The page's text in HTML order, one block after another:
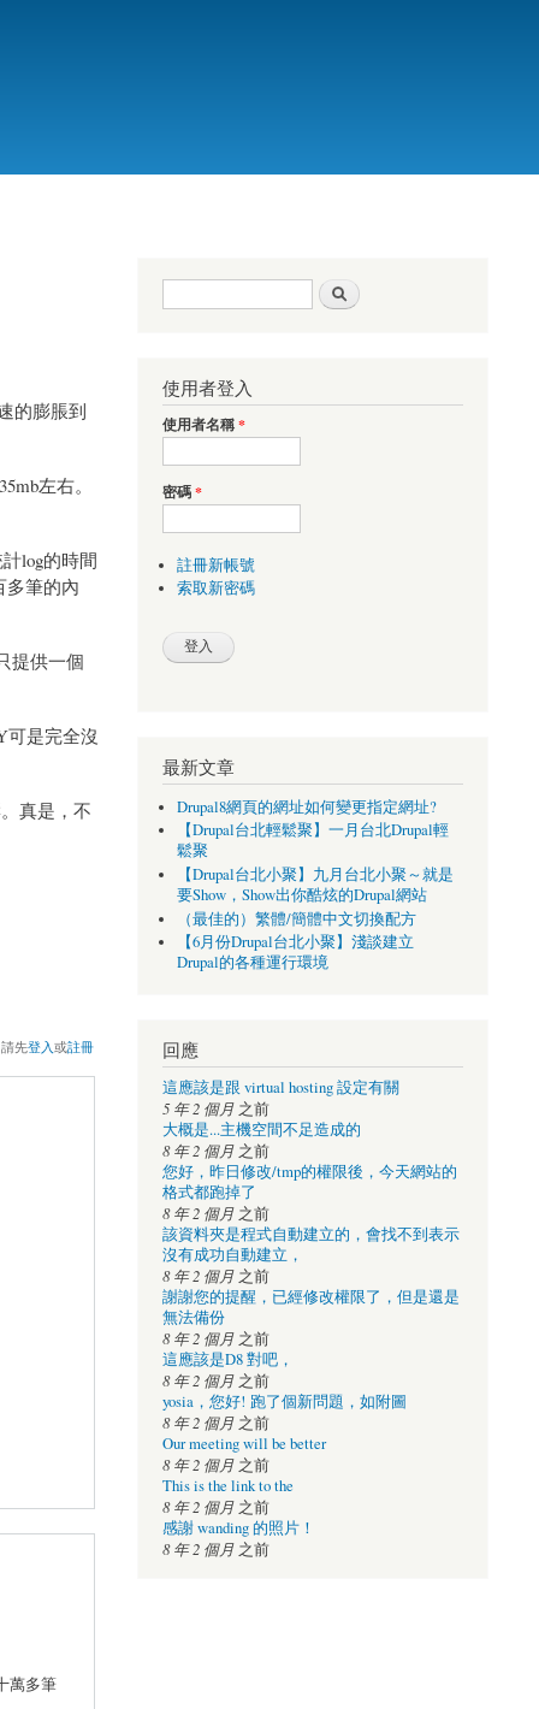
的膨脹到
左右。
log的時間
多筆的內
提供一個
可是完全沒
真是，不
先登入或註冊
萬多筆
搜尋表單
使用者登入
使用者名稱*
密碼*
註冊新帳號
索取新密碼
最新文章
Drupal8網頁的網址如何變更指定網址?
【Drupal台北輕鬆聚】一月台北Drupal輕
鬆聚
【Drupal台北小聚】九月台北小聚～就是
要Show，Show出你酷炫的Drupal網站
（最佳的）繁體/簡體中文切換配方
【6月份Drupal台北小聚】淺談建立
Drupal的各種運行環境
回應
這應該是跟 virtual hosting 設定有關
5 年 2 個月之前
大概是...主機空間不足造成的
8 年 2 個月之前
您好，昨日修改/tmp的權限後，今天網站的
格式都跑掉了
8 年 2 個月之前
該資料夾是程式自動建立的，會找不到表示
沒有成功自動建立，
8 年 2 個月之前
謝謝您的提醒，已經修改權限了，但是還是
無法備份
8 年 2 個月之前
這應該是D8 對吧，
8 年 2 個月之前
yosia，您好! 跑了個新問題，如附圖
8 年 2 個月之前
Our meeting will be better
8 年 2 個月之前
This is the link to the
8 年 2 個月之前
感謝 wanding 的照片！
8 年 2 個月之前